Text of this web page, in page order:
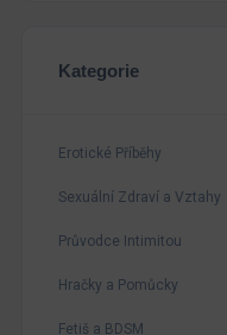
Kategorie
Erotické Příběhy
Sexuální Zdraví a Vztahy
Průvodce Intimitou
Hračky a Pomůcky
Fetiš a BDSM